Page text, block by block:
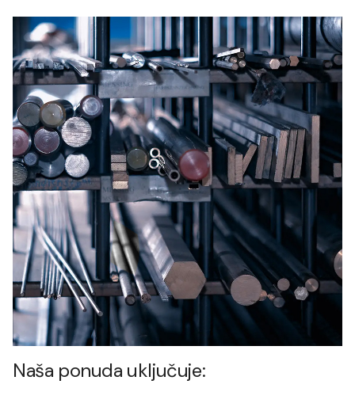
Naša ponuda uključuje: